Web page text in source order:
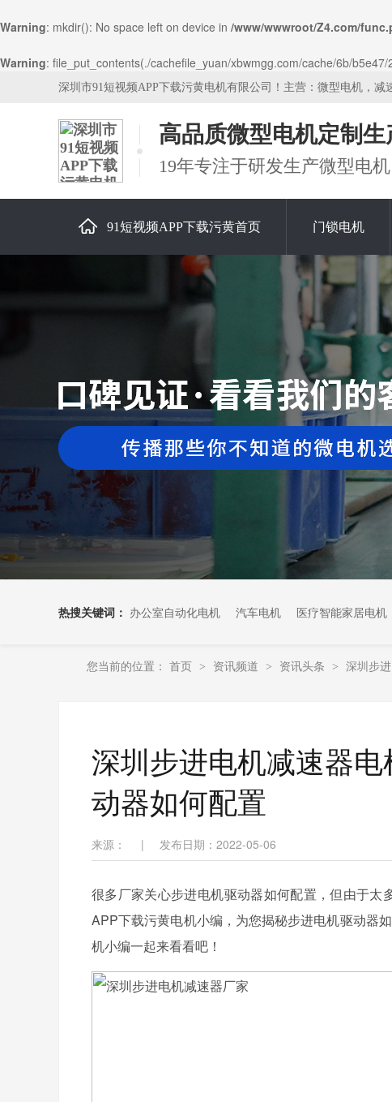
Warning: mkdir(): No space left on device in /www/wwwroot/Z4.com/
Warning: file_put_contents(./cachefile_yuan/xbwmgg.com/cache/6b/
深圳市91短视频APP下载污黄电机有限公司！主营：微型电机，减
高品质微型电机定制生
19年专注于研发生产微型电机
91短视频APP下载污黄首页 门锁电机
关于91短视频APP下载污黄
热搜关键词： 办公室自动化电机 汽车电机 医疗智能家居电机
您当前的位置： 首页 > 资讯频道 > 资讯头条 > 深圳步
深圳步进电机减速器
动器如何配置
来源： | 发布日期：2022-05-06
很多厂家关心步进电机驱动器如何配置，但由于
APP下载污黄电机小编，为您揭秘步进电机驱动器
机小编一起来看看吧！